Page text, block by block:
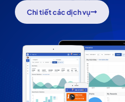
Chi tiết các dịch vụ